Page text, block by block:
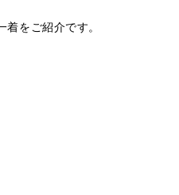
をご紹介です。